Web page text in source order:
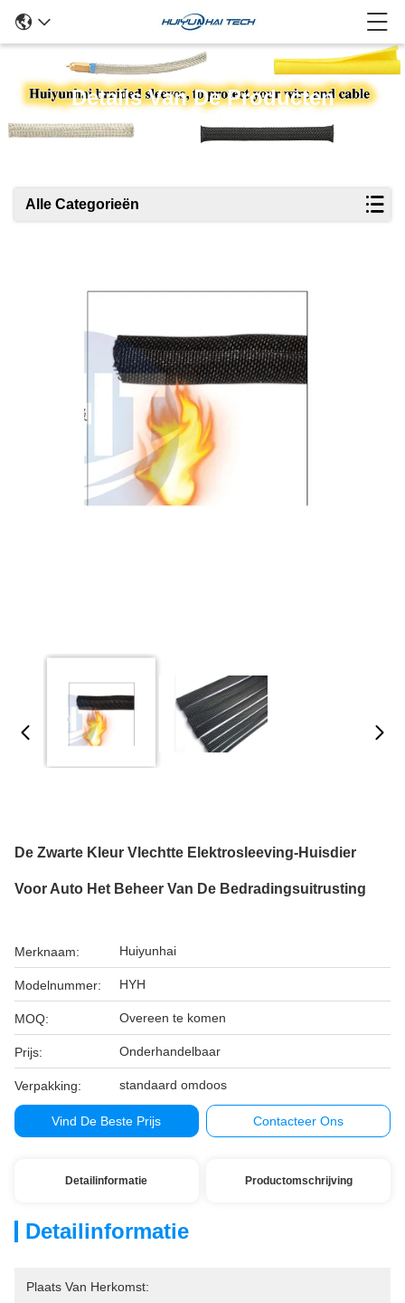
Details Van De Producten
Alle Categorieën
De Zwarte Kleur Vlechtte Elektrosleeving-Huisdier
Voor Auto Het Beheer Van De Bedradingsuitrusting
Merknaam: Huiyunhai
Modelnummer: HYH
MOQ: Overeen te komen
Prijs: Onderhandelbaar
Verpakking: standaard omdoos
Vind De Beste Prijs Contacteer Ons
Detailinformatie Productomschrijving
Detailinformatie
Plaats Van Herkomst: